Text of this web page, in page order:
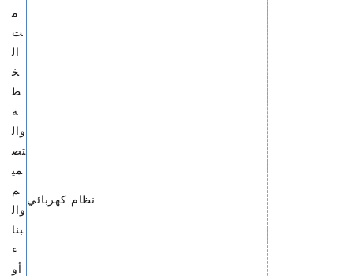
نظام كهربائي
م
ت
ال
خ
ط
ة
وال
تص
مي
م
وال
بنا
ء
أو